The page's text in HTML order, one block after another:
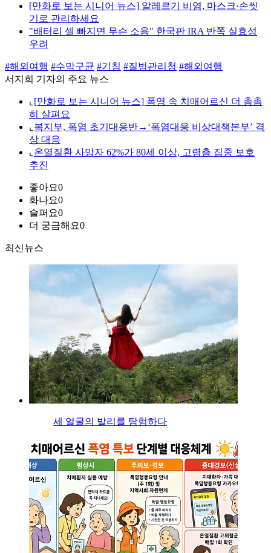
[만화로 보는 시니어 뉴스] 알레르기 비염, 마스크·손씻
기로 관리하세요
"배터리 셀 빠지면 무슨 소용" 한국판 IRA 반쪽 실효성
우려
#해외여행 #수막구균 #기침 #질벙관리청 #해외여행
서지희 기자의 주요 뉴스
⌞ [만화로 보는 시니어 뉴스] 폭염 속 치매어르신 더 촘촘
히 살펴요
⌞ 복지부, 폭염 초기대응반→‘폭염대응 비상대책본부’ 격
상 대응
⌞ 온열질환 사망자 62%가 80세 이상, 고령층 집중 보호
추진
좋아요0
화나요0
슬퍼요0
더 궁금해요0
최신뉴스
세 얼굴의 발리를 탐험하다